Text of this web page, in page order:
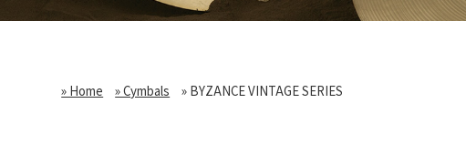
» Home » Cymbals » BYZANCE VINTAGE SERIES